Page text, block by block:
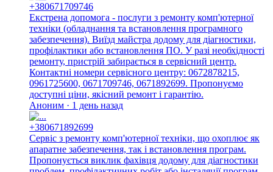
+380671709746
Екстрена допомога - послуги з ремонту комп'ютерної
техніки (обладнання та встановлення програмного
забезпечення). Виїзд майстра додому для діагностики,
профілактики або встановлення ПО. У разі необхідності
ремонту, пристрій забирається в сервісний центр.
Контактні номери сервісного центру: 0672878215,
0961725600, 0671709746, 0671892699. Пропонуємо
доступні ціни, якісний ремонт і гарантію.
Аноним · 1 день назад
+380671892699
Сервіс з ремонту комп'ютерної техніки, що охоплює як
апаратне забезпечення, так і встановлення програм.
Пропонується виклик фахівця додому для діагностики